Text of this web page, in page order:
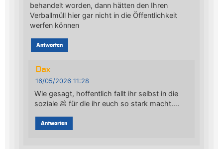
behandelt worden, dann hätten den Ihren
Verballmüll hier gar nicht in die Öffentlichkeit
werfen können
Antworten
Dax
16/05/2026 11:28
Wie gesagt, hoffentlich fallt ihr selbst in die
soziale 💩 für die ihr euch so stark macht….
Antworten